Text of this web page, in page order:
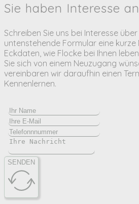
Sie haben Interesse
Schreiben Sie uns bei Interesse
untenstehende Formular eine
Eckdaten, wie Flocke bei Ihnen
Sie sich von einem Neuzugang
vereinbaren wir daraufhin einen
Kennenlernen.
SENDEN